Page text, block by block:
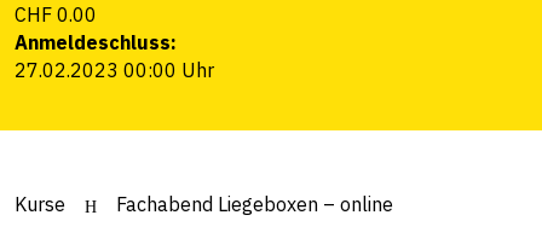
CHF 0.00
Anmeldeschluss:
27.02.2023 00:00 Uhr
Kurse Fachabend Liegeboxen – online